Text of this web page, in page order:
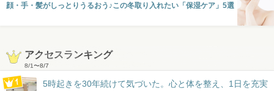
顔・手・髪がしっとりうるおう♪この冬取り入れたい「保湿ケア」5選
アクセスランキング
8/1〜8/7
5時起きを30年続けて気づいた。心と体を整え、1日を充実